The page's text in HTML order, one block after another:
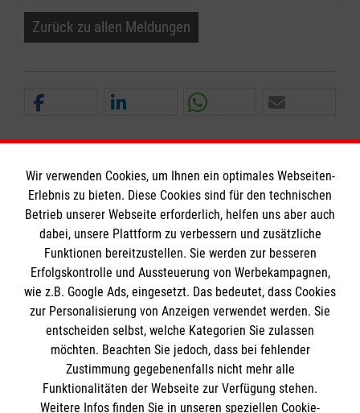
Zurück zu allen Meldungen
Informationen
Impressum
Datenschutz
Barrierefreiheit
Kontakt
Die Malteser
Malteser in Deutschland
Malteserorden
Spendenkonto
Wir verwenden Cookies, um Ihnen ein optimales Webseiten-
Erlebnis zu bieten. Diese Cookies sind für den technischen
Betrieb unserer Webseite erforderlich, helfen uns aber auch
dabei, unsere Plattform zu verbessern und zusätzliche
Funktionen bereitzustellen. Sie werden zur besseren
Erfolgskontrolle und Aussteuerung von Werbekampagnen,
wie z.B. Google Ads, eingesetzt. Das bedeutet, dass Cookies
zur Personalisierung von Anzeigen verwendet werden. Sie
entscheiden selbst, welche Kategorien Sie zulassen
möchten. Beachten Sie jedoch, dass bei fehlender
Zustimmung gegebenenfalls nicht mehr alle
Funktionalitäten der Webseite zur Verfügung stehen.
Weitere Infos finden Sie in unseren speziellen Cookie-